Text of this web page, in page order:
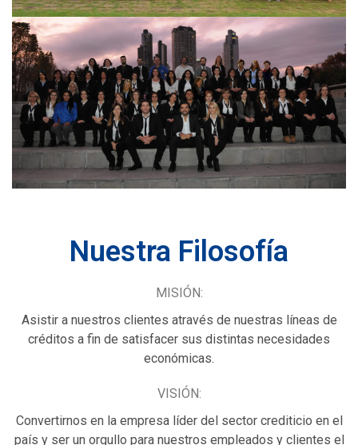
Nuestra Filosofía
MISIÓN:
Asistir a nuestros clientes através de nuestras líneas de
créditos a fin de satisfacer sus distintas necesidades
económicas.
VISIÓN:
Convertirnos en la empresa líder del sector crediticio en el
país y ser un orgullo para nuestros empleados y clientes el